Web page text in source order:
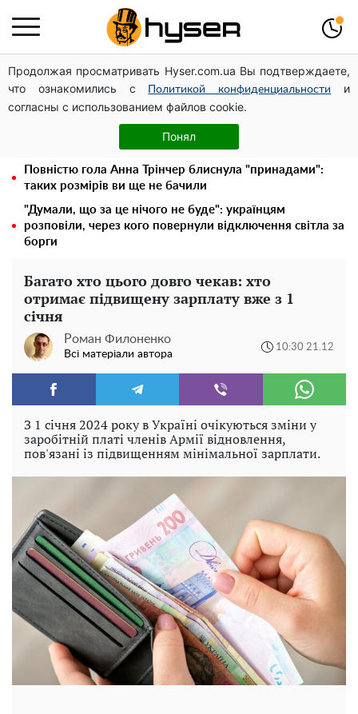
Продолжая просматривать Hyser.com.ua Вы подтверждаете,
что ознакомились с
Политикой конфиденциальности
и
согласны с использованием файлов cookie.
Понял
Українська авіатранспортна асоціація звернулася до
Мінфіну із закликом уніфікувати оподаткування
авіалізингу
Місяць без світла, лютий холод та комунальні платежі
на тисячі гривень: народ "ламають" у відключення
Повністю гола Анна Трінчер блиснула "принадами":
таких розмірів ви ще не бачили
"Думали, що за це нічого не буде": українцям
розповіли, через кого повернули відключення світла за
борги
Багато хто цього довго чекав: хто
отримає підвищену зарплату вже з 1
січня
Роман Филоненко
Всі матеріали автора
10:30 21.12
З 1 січня 2024 року в Україні очікуються зміни у
заробітній платі членів Армії відновлення,
пов'язані із підвищенням мінімальної зарплати.